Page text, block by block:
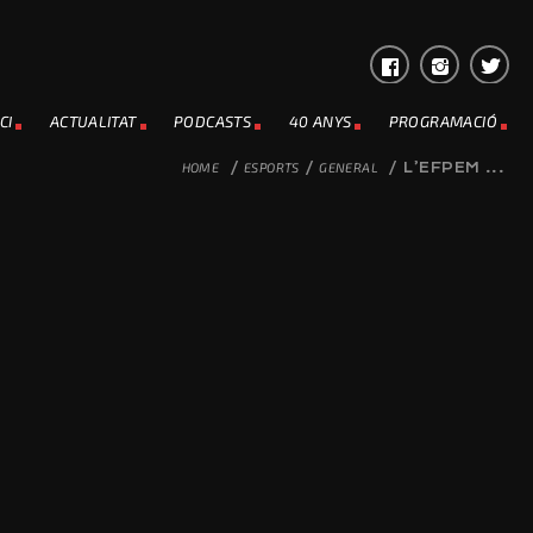
ACTUALITAT PODCASTS 40 ANYS PROGRAMACIÓ
HOME / ESPORTS / GENERAL / L’EFPEM ...